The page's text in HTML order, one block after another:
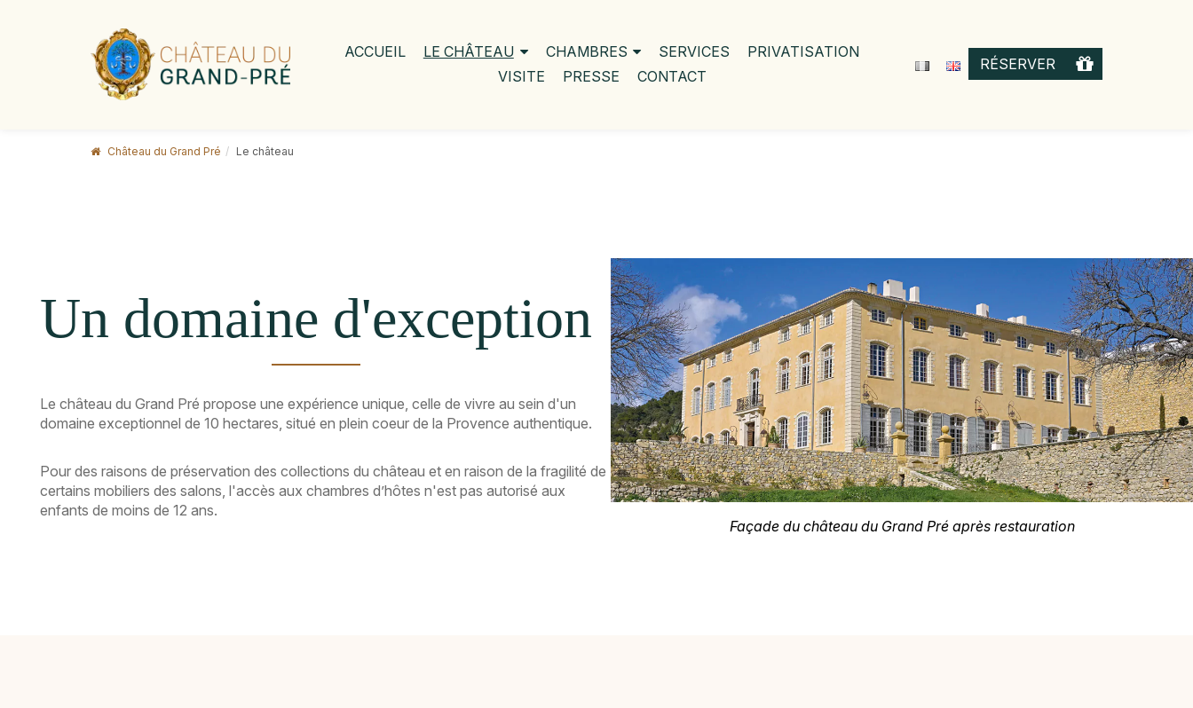
MenuACCUEIL LE CHÂTEAU CHAMBRES SERVICES
PRIVATISATION
VISITE
PRESSE CONTACT
RÉSERVER OFFRIR
Château du Grand Pré Le château
Un domaine d'exception
Le château du Grand Pré propose une expérience unique, celle de vivre au sein d'un
domaine exceptionnel de 10 hectares, situé en plein coeur de la Provence authentique.
Pour des raisons de préservation des collections du château et en raison de la fragilité de
certains mobiliers des salons, l'accès aux chambres d’hôtes n'est pas autorisé aux
enfants de moins de 12 ans.
Façade du château du Grand Pré après restauration